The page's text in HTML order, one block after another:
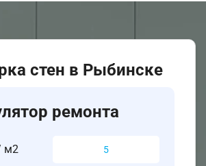
стен в Рыбинске
ремонта
м2